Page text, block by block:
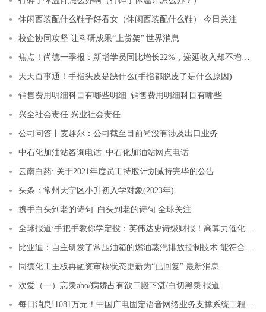
休闲西装配什么鞋子好看女（休闲西装配什么鞋） 今日关注
校企协同攻坚 让科研成果“上货架”|世界消息
焦点！尚德一季报：新增学员同比增长22%，递延收入却不增反降
天天百事通！手指头皮是缺什么(手指都脱皮了是什么原因)
销售费用明细科目有哪些明细_销售费用明细科目有哪些
兴全社会责任 兴业社会责任
公司问答丨麦趣尔：公司截至目前尚没有涉及出口业务
中石化加油站咨询电话_中石化加油站网点电话
云南白药: 关于2021年度员工持股计划减持完毕的公告
头条：常州天宁区小升初入学对象(2023年)
携手白头到老的诗句_白头到老的诗句 全球关注
全球报道:手把手教你学定投：英伟达史诗级财报！高算力催化通信ETF大表现
比亚迪：自主研发了常压油箱的燃油蒸汽排放控制技术 能符合蒸发排放法规标准
同德化工主板再融资审核状态更新为“已回复” 最新消息
欢爱（一）忘羡abo/病娇占有欲二殿下湛/白切黑羡|报道
每日消息!1081万元！中国广电固定语音网络业务支撑系统工程项目